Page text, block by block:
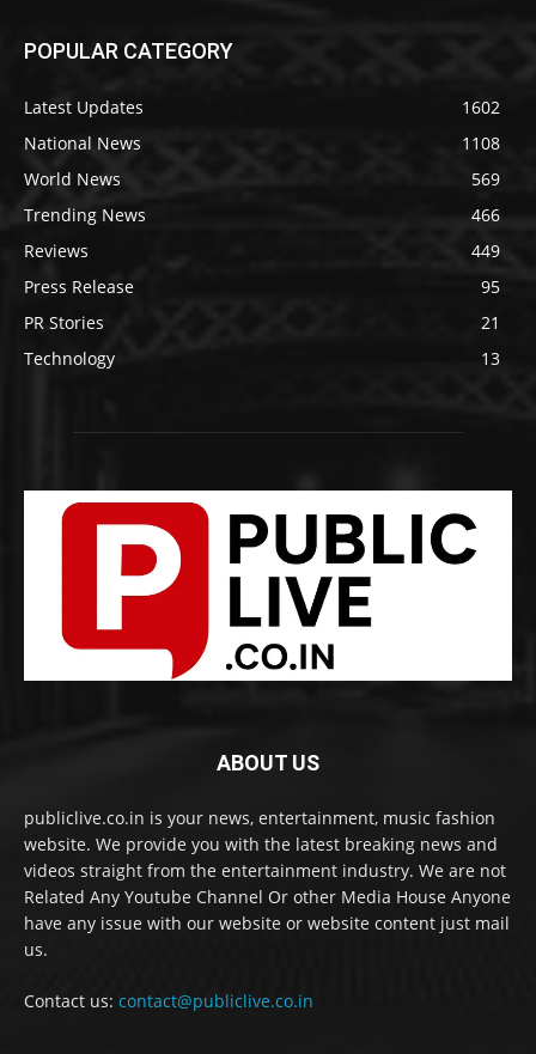
POPULAR CATEGORY
Latest Updates
1602
National News
1108
World News
569
Trending News
466
Reviews
449
Press Release
95
PR Stories
21
Technology
13
ABOUT US
publiclive.co.in is your news, entertainment, music fashion
website. We provide you with the latest breaking news and
videos straight from the entertainment industry. We are not
Related Any Youtube Channel Or other Media House Anyone
have any issue with our website or website content just mail
us.
Contact us: contact@publiclive.co.in